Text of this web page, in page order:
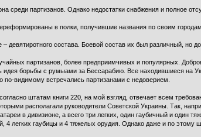
среди партизанов. Однако недостатки снабжения и полное
в полки, получившие названия по своим
девятиротного состава. Боевой состав их был различный, но
партизанов, более предприимчивых и популярных.
идея борьбы с румыами за Бессарабию. Все находившиеся
по-видимому встречались партизанами с недоверием.
штатам книги 220, на мой взгляд, отвечает всем
располагали руководители Советской Украины. Так,
в дивизионе, а всего три легких, один гаубичный и один
4 легких гаубицы и 4 тяжелых орудия. Однако даже и по этому